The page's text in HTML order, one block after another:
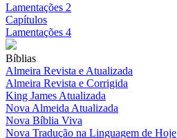
Lamentações 2
Capítulos
Lamentações 4
Bíblias
Almeira Revista e Atualizada
Almeira Revista e Corrigida
King James Atualizada
Nova Almeida Atualizada
Nova Bíblia Viva
Nova Tradução na Linguagem de Hoje